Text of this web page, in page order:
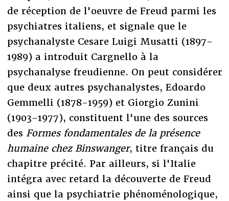
de réception de l'oeuvre de Freud parmi les
psychiatres italiens, et signale que le
psychanalyste Cesare Luigi Musatti (1897-
1989) a introduit Cargnello à la
psychanalyse freudienne. On peut considérer
que deux autres psychanalystes, Edoardo
Gemmelli (1878-1959) et Giorgio Zunini
(1903-1977), constituent l'une des sources
des Formes fondamentales de la présence
humaine chez Binswanger, titre français du
chapitre précité. Par ailleurs, si l'Italie
intégra avec retard la découverte de Freud
ainsi que la psychiatrie phénoménologique,